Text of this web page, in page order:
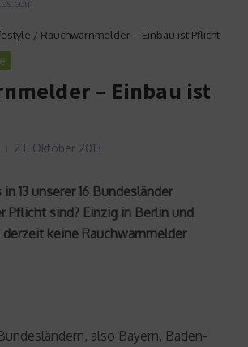
/ Rauchwarnmelder – Einbau ist Pflicht
– Einbau ist
23. Oktober 2013
13 unserer 16 Bundesländer
Pflicht sind? Einzig in Berlin und
keine Rauchwarnmelder
also Bayern, Baden-